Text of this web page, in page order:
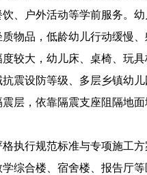
、户外活动等学前服务。
物品，低龄幼儿行动缓慢
较大，幼儿床、桌椅、玩
震设防等级、多层乡镇幼
层，依靠隔震支座阻隔地
执行规范标准与专项施工
综合楼、宿舍楼、报告厅